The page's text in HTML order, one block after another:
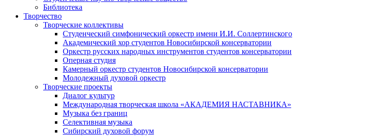
Библиотека
Творчество
Творческие коллективы
Студенческий симфонический оркестр имени И.И. Соллертинского
Академический хор студентов Новосибирской консерватории
Оркестр русских народных инструментов студентов консерватории
Оперная студия
Камерный оркестр студентов Новосибирской консерватории
Молодежный духовой оркестр
Творческие проекты
Диалог культур
Международная творческая школа «АКАДЕМИЯ НАСТАВНИКА»
Музыка без границ
Селективная музыка
Сибирский духовой форум